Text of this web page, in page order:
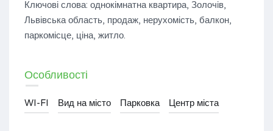
Ключові слова: однокімнатна квартира, Золочів,
Львівська область, продаж, нерухомість, балкон,
паркомісце, ціна, житло.
Особливості
WI-FI Вид на місто Парковка Центр міста